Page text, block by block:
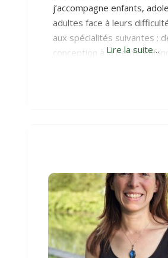
j’accompagne enfants,
adultes face à leurs
aux spécialités suivantes :
conception à la petite
Lire la suite…